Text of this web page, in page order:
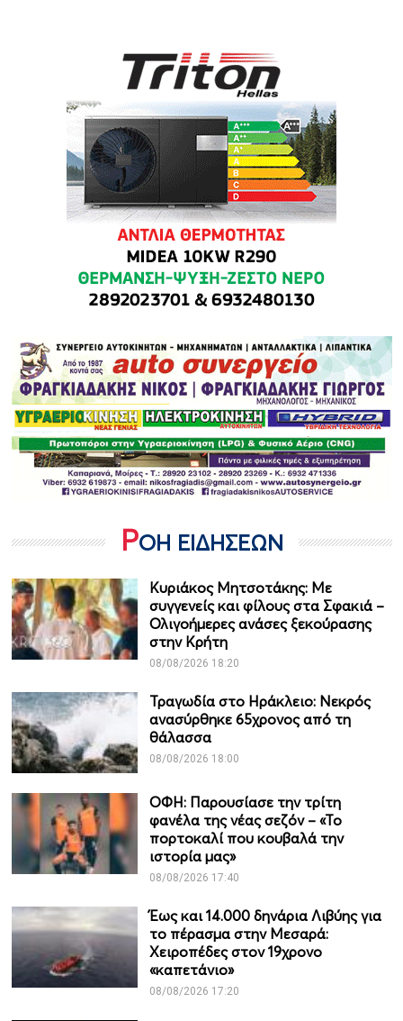
ΡΟΗ ΕΙΔΗΣΕΩΝ
Κυριάκος Μητσοτάκης: Με
συγγενείς και φίλους στα Σφακιά –
Ολιγοήμερες ανάσες ξεκούρασης
στην Κρήτη
08/08/2026 18:20
Τραγωδία στο Ηράκλειο: Νεκρός
ανασύρθηκε 65χρονος από τη
θάλασσα
08/08/2026 18:00
ΟΦΗ: Παρουσίασε την τρίτη
φανέλα της νέας σεζόν – «Το
πορτοκαλί που κουβαλά την
ιστορία μας»
08/08/2026 17:40
Έως και 14.000 δηνάρια Λιβύης για
το πέρασμα στην Μεσαρά:
Χειροπέδες στον 19χρονο
«καπετάνιο»
08/08/2026 17:20